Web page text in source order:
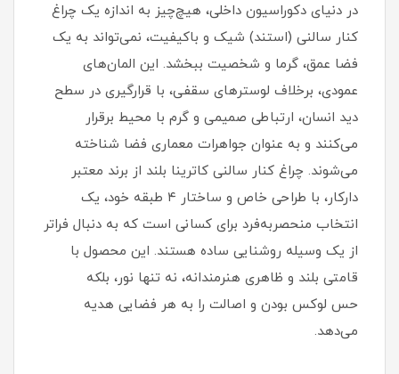
در دنیای دکوراسیون داخلی، هیچ‌چیز به اندازه یک چراغ
کنار سالنی (استند) شیک و باکیفیت، نمی‌تواند به یک
فضا عمق، گرما و شخصیت ببخشد. این المان‌های
عمودی، برخلاف لوسترهای سقفی، با قرارگیری در سطح
دید انسان، ارتباطی صمیمی و گرم با محیط برقرار
می‌کنند و به عنوان جواهرات معماری فضا شناخته
می‌شوند. چراغ کنار سالنی کاترینا بلند از برند معتبر
دارکار، با طراحی خاص و ساختار ۴ طبقه خود، یک
انتخاب منحصربه‌فرد برای کسانی است که به دنبال فراتر
از یک وسیله روشنایی ساده هستند. این محصول با
قامتی بلند و ظاهری هنرمندانه، نه تنها نور، بلکه
حس لوکس بودن و اصالت را به هر فضایی هدیه
می‌دهد.